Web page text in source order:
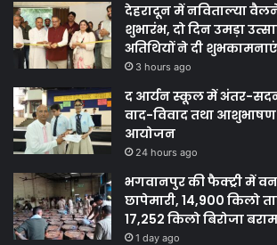
देहरादून में नविताल्या
शुभारंभ, दो दिन उमड़ा
अतिथियों ने दी शुभकामनाएं
3 hours ago
द आर्यन स्कूल में अंतर-
वाद-विवाद तथा आशुभाषण
आयोजन
24 hours ago
भगवानपुर की फैक्ट्री में
छापेमारी, 14,900 किलो
17,252 किलो बिरोजा
1 day ago